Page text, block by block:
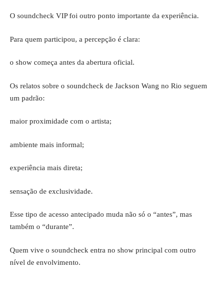
O soundcheck VIP foi outro ponto importante da experiência.
Para quem participou, a percepção é clara:
o show começa antes da abertura oficial.
Os relatos sobre o soundcheck de Jackson Wang no Rio seguem
um padrão:
maior proximidade com o artista;
ambiente mais informal;
experiência mais direta;
sensação de exclusividade.
Esse tipo de acesso antecipado muda não só o “antes”, mas
também o “durante”.
Quem vive o soundcheck entra no show principal com outro
nível de envolvimento.